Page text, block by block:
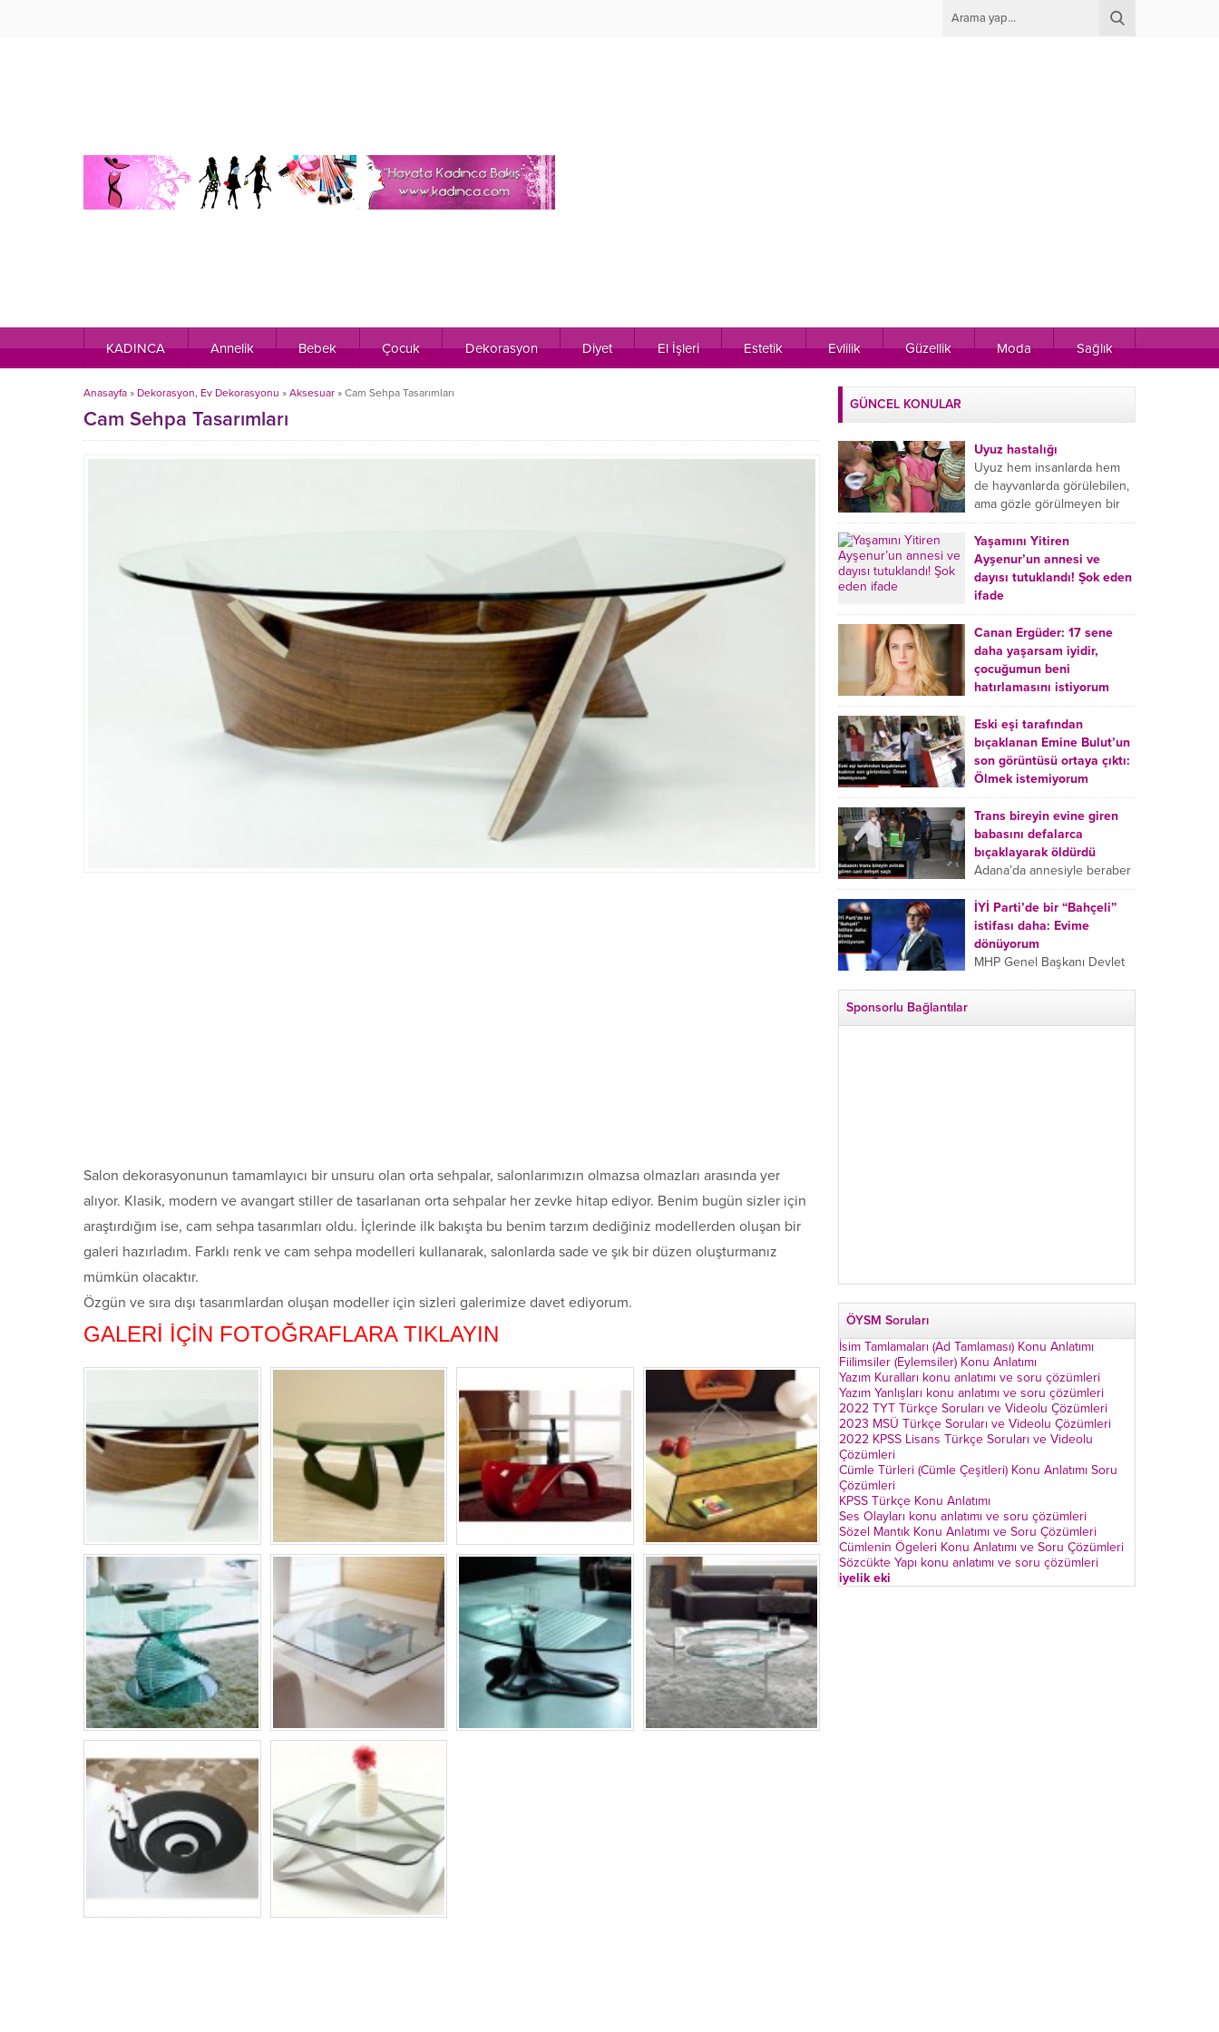
KADINCA Annelik Bebek Çocuk Dekorasyon Diyet El İşleri Estetik Evlilik Güzellik Moda Sağlık
Anasayfa » Dekorasyon, Ev Dekorasyonu » Aksesuar » Cam Sehpa Tasarımları
Cam Sehpa Tasarımları
Salon dekorasyonunun tamamlayıcı bir unsuru olan orta sehpalar, salonlarımızın olmazsa olmazları arasında yer
alıyor. Klasik, modern ve avangart stiller de tasarlanan orta sehpalar her zevke hitap ediyor. Benim bugün sizler için
araştırdığım ise, cam sehpa tasarımları oldu. İçlerinde ilk bakışta bu benim tarzım dediğiniz modellerden oluşan bir
galeri hazırladım. Farklı renk ve cam sehpa modelleri kullanarak, salonlarda sade ve şık bir düzen oluşturmanız
mümkün olacaktır.
Özgün ve sıra dışı tasarımlardan oluşan modeller için sizleri galerimize davet ediyorum.
GALERİ İÇİN FOTOĞRAFLARA TIKLAYIN
GÜNCEL KONULAR
Uyuz hastalığı
Uyuz hem insanlarda hem
de hayvanlarda görülebilen,
ama gözle görülmeyen bir
tür mikroplu böcek
hastalığıdır. Uyuz hastalığı
(Urticaria), deride veya...
Yaşamını Yitiren
Ayşenur’un annesi ve
dayısı tutuklandı! Şok eden
ifade
Burdur’da yatağında ölü
bulunan Ayşenur Kazık’ın (2)
annesi Kader Karadeniz (23)
ile dayısı Hızır Tunç
Çetinkaya (19) tutuklandı.
Çetinkaya, ifadesinde...
Canan Ergüder: 17 sene
daha yaşarsam iyidir,
çocuğumun beni
hatırlamasını istiyorum
Kanser tedavisi gören ünlü
oyuncu Canan Ergüder,
hastalık sürecini anlattı:
Meme kanserine yakalanan
ünlü oyuncu Canan Ergüder
aklıma ilk ölümün...
Eski eşi tarafından
bıçaklanan Emine Bulut’un
son görüntüsü ortaya çıktı:
Ölmek istemiyorum
Kırıkkale’de eski eşi
tarafından boğazından
bıçaklanan Emine Bulut’un
“Ben ölmek istemiyorum”
demesi ve yanında bulunan
10 yaşındaki kızının “Anne
lütfen...
Trans bireyin evine giren
babasını defalarca
bıçaklayarak öldürdü
Adana’da annesiyle beraber
takip ettiği babasının trans
bireyin evine girdiği gören
cani, babasını vücudunun
çeşitli yerlerinden
bıçaklayarak öldürdü.
İYİ Parti’de bir “Bahçeli”
istifası daha: Evime
dönüyorum
MHP Genel Başkanı Devlet
Sponsorlu Bağlantılar
ÖYSM Soruları
İsim Tamlamaları (Ad Tamlaması) Konu Anlatımı
Fiilimsiler (Eylemsiler) Konu Anlatımı
Yazım Kuralları konu anlatımı ve soru çözümleri
Yazım Yanlışları konu anlatımı ve soru çözümleri
2022 TYT Türkçe Soruları ve Videolu Çözümleri
2023 MSÜ Türkçe Soruları ve Videolu Çözümleri
2022 KPSS Lisans Türkçe Soruları ve Videolu
Çözümleri
Cümle Türleri (Cümle Çeşitleri) Konu Anlatımı Soru
Çözümleri
KPSS Türkçe Konu Anlatımı
Ses Olayları konu anlatımı ve soru çözümleri
Sözel Mantık Konu Anlatımı ve Soru Çözümleri
Cümlenin Ögeleri Konu Anlatımı ve Soru Çözümleri
Sözcükte Yapı konu anlatımı ve soru çözümleri
iyelik eki